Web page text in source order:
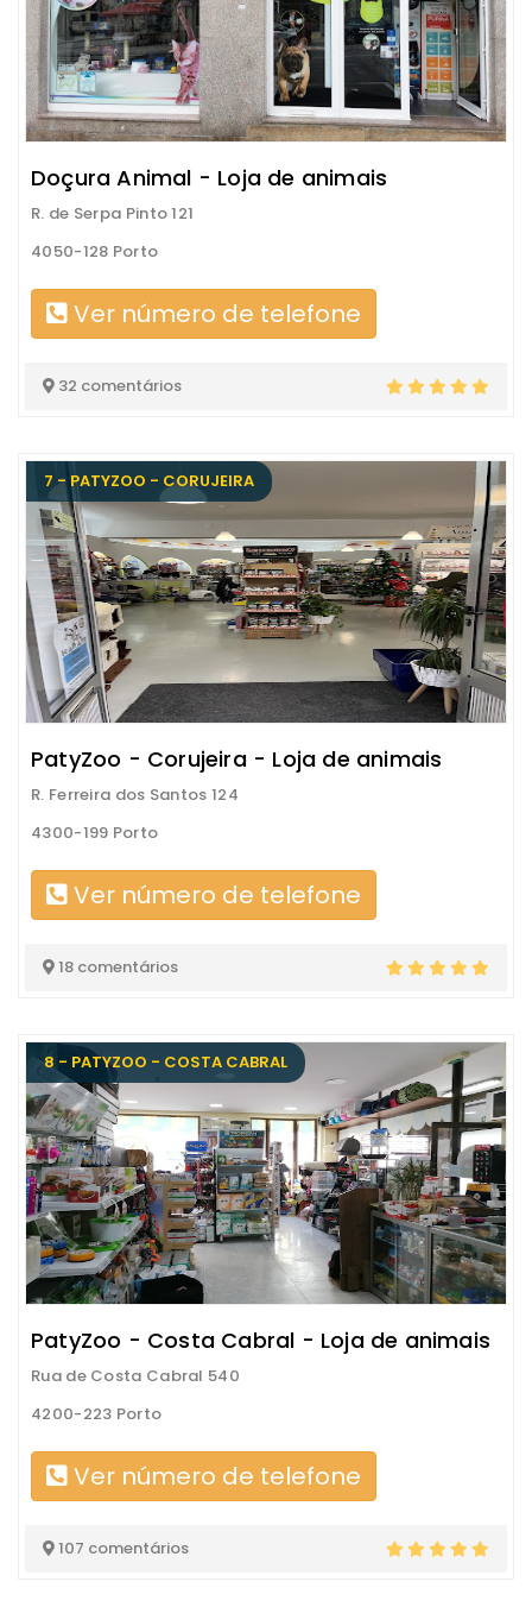
Doçura Animal - Loja de animais
R. de Serpa Pinto 121
4050-128 Porto
Ver número de telefone
32 comentários
7 - PATYZOO - CORUJEIRA
PatyZoo - Corujeira - Loja de animais
R. Ferreira dos Santos 124
4300-199 Porto
Ver número de telefone
18 comentários
8 - PATYZOO - COSTA CABRAL
PatyZoo - Costa Cabral - Loja de animais
Rua de Costa Cabral 540
4200-223 Porto
Ver número de telefone
107 comentários